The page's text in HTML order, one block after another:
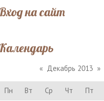
на сайт
« Декабрь 2013 »
Пн Вт Ср Чт Пт